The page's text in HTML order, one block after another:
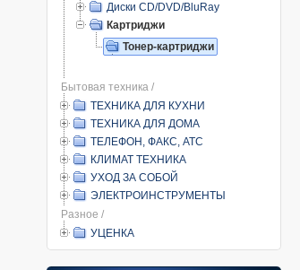
Диски CD/DVD/BluRay
Картриджи
Тонер-картриджи
Бытовая техника /
ТЕХНИКА ДЛЯ КУХНИ
ТЕХНИКА ДЛЯ ДОМА
ТЕЛЕФОН, ФАКС, АТС
КЛИМАТ ТЕХНИКА
УХОД ЗА СОБОЙ
ЭЛЕКТРОИНСТРУМЕНТЫ
Разное /
УЦЕНКА